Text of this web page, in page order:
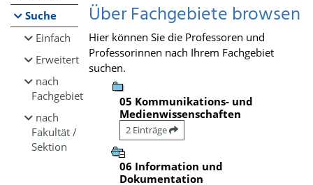
Suche
Einfach
Erweitert
nach
Fachgebiet
nach
Fakultät /
Sektion
Über Fachgebiete browsen
Hier können Sie die Professoren und
Professorinnen nach Ihrem Fachgebiet
suchen.
05 Kommunikations- und
Medienwissenschaften
2 Einträge
06 Information und
Dokumentation